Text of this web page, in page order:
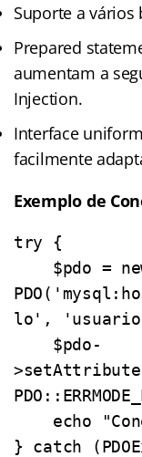
Suporte a vários
Prepared
aumentam a
Injection.
Interface
facilmente
Exemplo de
try {
lo',
} catch